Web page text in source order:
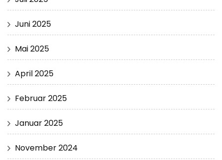
Juni 2025
Mai 2025
April 2025
Februar 2025
Januar 2025
November 2024